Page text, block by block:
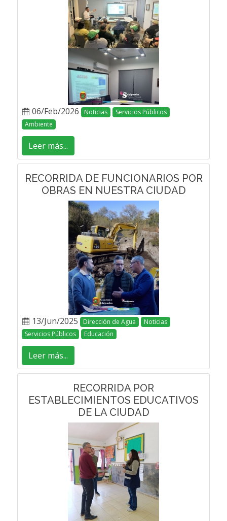
06/Feb/2026 Noticias
Servicios Públicos
Ambiente
Leer más...
RECORRIDA DE FUNCIONARIOS POR
OBRAS EN NUESTRA CIUDAD
13/Jun/2025 Dirección de Agua
Noticias
Servicios Públicos
Educación
Leer más...
RECORRIDA POR
ESTABLECIMIENTOS EDUCATIVOS
DE LA CIUDAD